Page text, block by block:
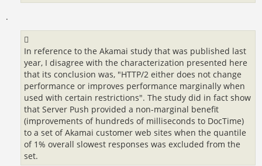
.
In reference to the Akamai study that was published last
year, I disagree with the characterization presented here
that its conclusion was, "HTTP/2 either does not change
performance or improves performance marginally when
used with certain restrictions". The study did in fact show
that Server Push provided a non-marginal benefit
(improvements of hundreds of milliseconds to DocTime)
to a set of Akamai customer web sites when the quantile
of 1% overall slowest responses was excluded from the
set.